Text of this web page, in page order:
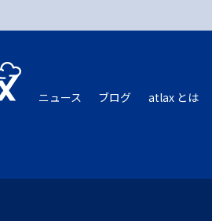
ニュース ブログ atlax とは